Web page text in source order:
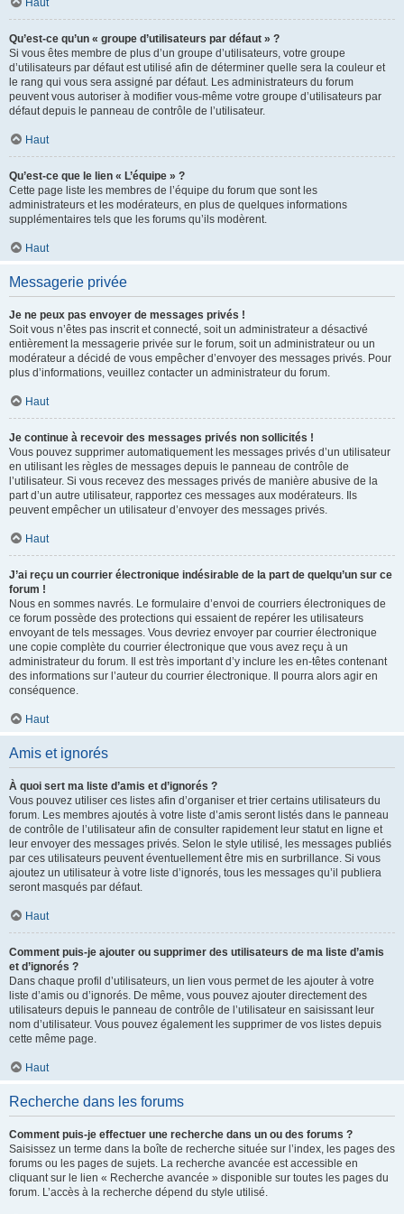
Haut
Qu’est-ce qu’un « groupe d’utilisateurs par défaut » ?
Si vous êtes membre de plus d’un groupe d’utilisateurs, votre groupe
d’utilisateurs par défaut est utilisé afin de déterminer quelle sera la couleur et
le rang qui vous sera assigné par défaut. Les administrateurs du forum
peuvent vous autoriser à modifier vous-même votre groupe d’utilisateurs par
défaut depuis le panneau de contrôle de l’utilisateur.
Haut
Qu’est-ce que le lien « L’équipe » ?
Cette page liste les membres de l’équipe du forum que sont les
administrateurs et les modérateurs, en plus de quelques informations
supplémentaires tels que les forums qu’ils modèrent.
Haut
Messagerie privée
Je ne peux pas envoyer de messages privés !
Soit vous n’êtes pas inscrit et connecté, soit un administrateur a désactivé
entièrement la messagerie privée sur le forum, soit un administrateur ou un
modérateur a décidé de vous empêcher d’envoyer des messages privés. Pour
plus d’informations, veuillez contacter un administrateur du forum.
Haut
Je continue à recevoir des messages privés non sollicités !
Vous pouvez supprimer automatiquement les messages privés d’un utilisateur
en utilisant les règles de messages depuis le panneau de contrôle de
l’utilisateur. Si vous recevez des messages privés de manière abusive de la
part d’un autre utilisateur, rapportez ces messages aux modérateurs. Ils
peuvent empêcher un utilisateur d’envoyer des messages privés.
Haut
J’ai reçu un courrier électronique indésirable de la part de quelqu’un sur ce
forum !
Nous en sommes navrés. Le formulaire d’envoi de courriers électroniques de
ce forum possède des protections qui essaient de repérer les utilisateurs
envoyant de tels messages. Vous devriez envoyer par courrier électronique
une copie complète du courrier électronique que vous avez reçu à un
administrateur du forum. Il est très important d’y inclure les en-têtes contenant
des informations sur l’auteur du courrier électronique. Il pourra alors agir en
conséquence.
Haut
Amis et ignorés
À quoi sert ma liste d’amis et d’ignorés ?
Vous pouvez utiliser ces listes afin d’organiser et trier certains utilisateurs du
forum. Les membres ajoutés à votre liste d’amis seront listés dans le panneau
de contrôle de l’utilisateur afin de consulter rapidement leur statut en ligne et
leur envoyer des messages privés. Selon le style utilisé, les messages publiés
par ces utilisateurs peuvent éventuellement être mis en surbrillance. Si vous
ajoutez un utilisateur à votre liste d’ignorés, tous les messages qu’il publiera
seront masqués par défaut.
Haut
Comment puis-je ajouter ou supprimer des utilisateurs de ma liste d’amis
et d’ignorés ?
Dans chaque profil d’utilisateurs, un lien vous permet de les ajouter à votre
liste d’amis ou d’ignorés. De même, vous pouvez ajouter directement des
utilisateurs depuis le panneau de contrôle de l’utilisateur en saisissant leur
nom d’utilisateur. Vous pouvez également les supprimer de vos listes depuis
cette même page.
Haut
Recherche dans les forums
Comment puis-je effectuer une recherche dans un ou des forums ?
Saisissez un terme dans la boîte de recherche située sur l’index, les pages des
forums ou les pages de sujets. La recherche avancée est accessible en
cliquant sur le lien « Recherche avancée » disponible sur toutes les pages du
forum. L’accès à la recherche dépend du style utilisé.